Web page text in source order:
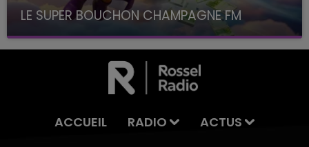
LE SUPER BOUCHON CHAMPAGNE FM
avec La Famille Champagne FM, à 8H10
ACCUEIL RADIO
ACTUS